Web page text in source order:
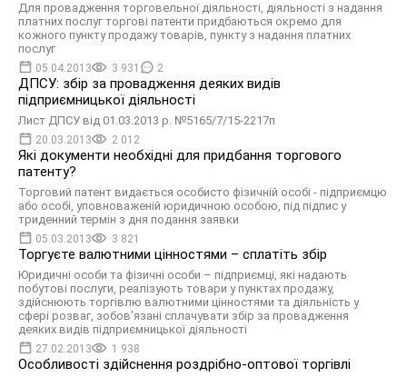
Для провадження торговельної діяльності, діяльності з надання
платних послуг торгові патенти придбаються окремо для
кожного пункту продажу товарів, пункту з надання платних
послуг
05.04.2013 3 931 2
ДПСУ: збір за провадження деяких видів
підприємницької діяльності
Лист ДПСУ від 01.03.2013 р. №5165/7/15-2217п
20.03.2013 2 012
Які документи необхідні для придбання торгового
патенту?
Торговий патент видається особисто фізичній особі - підприємцю
або особі, уповноваженій юридичною особою, під підпис у
триденний термін з дня подання заявки
05.03.2013 3 821
Торгуєте валютними цінностями – сплатіть збір
Юридичні особи та фізичні особи – підприємці, які надають
побутові послуги, реалізують товари у пунктах продажу,
здійснюють торгівлю валютними цінностями та діяльність у
сфері розваг, зобов’язані сплачувати збір за провадження
деяких видів підприємницької діяльності
27.02.2013 1 938
Особливості здійснення роздрібно-оптової торгівлі